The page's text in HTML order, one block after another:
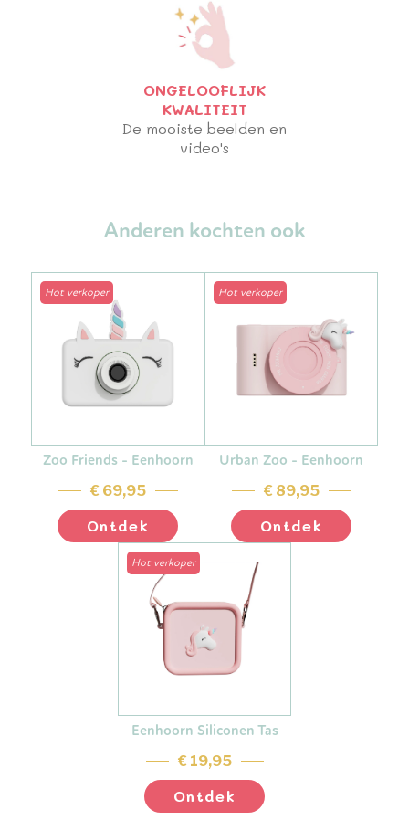
ONGELOOFLIJK
KWALITEIT
De mooiste beelden en
video's
Anderen kochten ook
Hot verkoper
Zoo Friends - Eenhoorn
€ 69,95
Ontdek
Hot verkoper
Urban Zoo - Eenhoorn
€ 89,95
Ontdek
Hot verkoper
Eenhoorn Siliconen Tas
€ 19,95
Ontdek